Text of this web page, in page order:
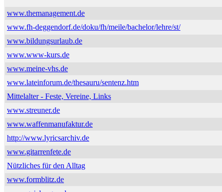
www.themanagement.de
www.fh-deggendorf.de/doku/fh/meile/bachelor/lehre/st/
www.bildungsurlaub.de
www.www-kurs.de
www.meine-vhs.de
www.lateinforum.de/thesauru/sentenz.htm
Mittelalter - Feste, Vereine, Links
www.streuner.de
www.waffenmanufaktur.de
http://www.lyricsarchiv.de
www.gitarrenfete.de
Nützliches für den Alltag
www.formblitz.de